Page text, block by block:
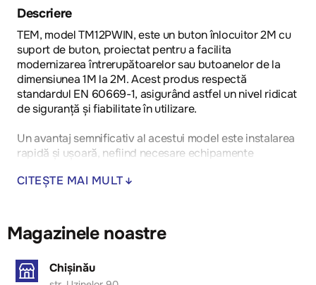
Descriere
TEM, model TM12PWIN, este un buton înlocuitor 2M cu
suport de buton, proiectat pentru a facilita
modernizarea întrerupătoarelor sau butoanelor de la
dimensiunea 1M la 2M. Acest produs respectă
standardul EN 60669-1, asigurând astfel un nivel ridicat
de siguranță și fiabilitate în utilizare.
Un avantaj semnificativ al acestui model este instalarea
rapidă și ușoară, nefiind necesare echipamente
permite adaptarea la diverse modele de întrerupătoare
designul său compact și compatibilitatea extinsă îl fac
potrivit pentru o gamă largă de aplicații, inclusiv în
locuințe, birouri și medii industriale.
CITEȘTE MAI MULT
Magazinele noastre
Chișinău